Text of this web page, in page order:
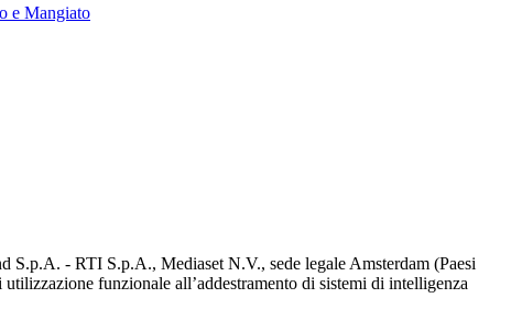
e Mangiato
- RTI S.p.A., Mediaset N.V., sede legale Amsterdam (Paesi
funzionale all’addestramento di sistemi di intelligenza